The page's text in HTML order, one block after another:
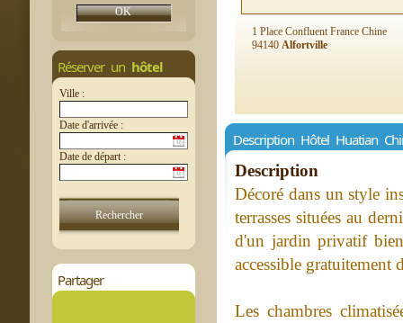
Réserver un hôtel
Ville :
Date d'arrivée :
Date de départ :
Partager
1 Place Confluent France Chine
94140 Alfortville
Description Hôtel Huatian
Description
Décoré dans un style
terrasses situées au
d'un jardin privatif
accessible gratuitement
Les chambres